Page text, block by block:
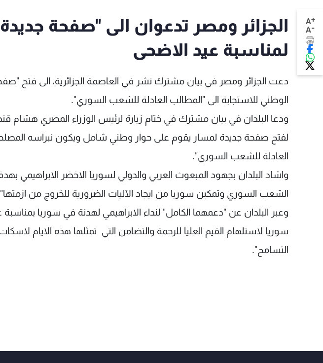
A+
A-
الجزائر ومصر تدعوان الى "صفحة
لمناسبة عيد الاضحى
دعت الجزائر ومصر في بيان مشترك نشر في العاصمة الجزائرية، الى فتح
الوطني للاستجابة الى "المطالب العادلة للشعب السوري".
ودعا البلدان في بيان مشترك في ختام زيارة لرئيس الوزراء المصري هشام
لفتح صفحة جديدة لمسار يقوم على حوار وطني شامل ويكون نبراسه
العادلة للشعب السوري".
واشاد البلدان بجهود المبعوث العربي والدولي لسوريا الاخضر
الشعب السوري وتمكين سوريا من ايجاد الآليات الضرورية للخروج من
وعبر البلدان عن "دعمهما الكامل" لنداء الابراهيمي لهدنة في سوريا
سوريا لاستلهام القيم العليا للرحمة والتضامن التي تمثلها هذه الايام
التسامح".